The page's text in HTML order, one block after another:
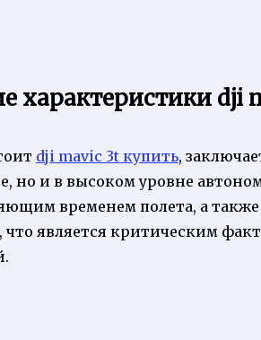
характеристики dji
dji mavic 3t купить,
но и в высоком уровне
временем полета, а
что является критическим